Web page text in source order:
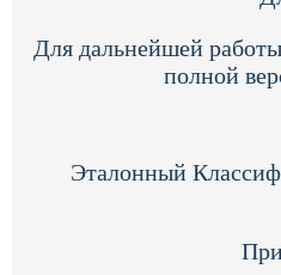
Для дальнейшей
полной
Эталонный